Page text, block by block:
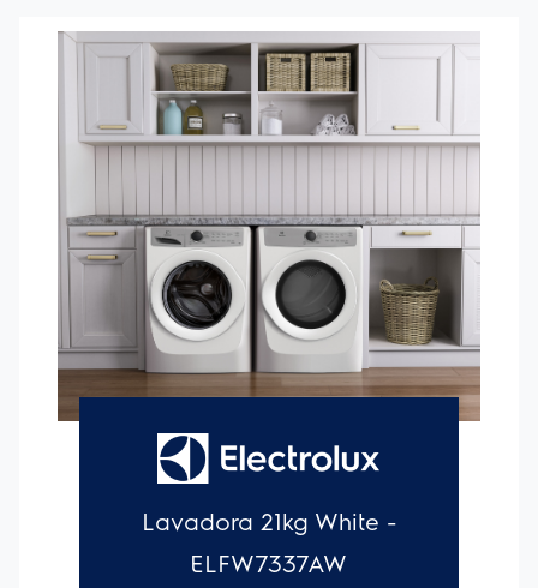
necesita.Secado rápido en 20 minutos:Seque
rápidamente los artículos que más necesita
giro extendido mantiene la ropa libre de enredos:
vueltas suavemente a su ropa sin calentarla para mantenerla
libre de enredos, perfecto para cuando no puede quitarse la
ropa inmediatamente después de que termina el ciclo.
desorden:Atrapa la pelusa para que no ensucie, incluso si la
vacía mientras hay ropa en la secadora.Capacidad extra
grande:Seque más en cada carga con nuestro 8.0
Cu. Pie. secadoras.Se adapta a más habitaciones con
puerta reversible:Disfrute de una carga fácil sin importar
cómo estén configuradas su lavadora y secadora.Pedestales
y kit de apilamiento opcionales para más opciones de
Eleve sus unidades con cajones de pedestal
opcionales que brindan almacenamiento adicional. O utilice el
kit de apilamiento opcional para una colocación conveniente
en espacios pequeños.
La pantalla LED brillante brilla
incluso en las lavanderías más oscuras:
ciclos y le permite saber cuánto tiempo queda.
sonido Luxury-Quiet ™:Tan silencioso que puede
ejecutarlo cuando lo desee sin interrumpir su hogar.